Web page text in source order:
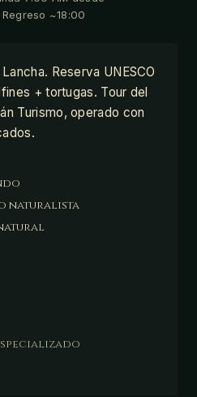
~18:00
Reserva UNESCO
+ tortugas. Tour del
Turismo, operado con
naturalista